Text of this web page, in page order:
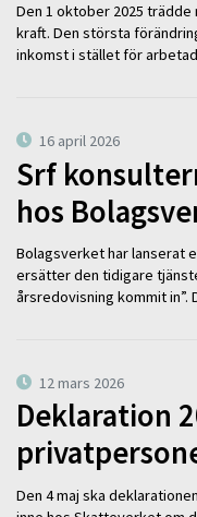
Den 1 oktober 2025
kraft. Den största
inkomst i stället för
16 april 2026
Srf
hos
Bolagsverket har lanserat
ersätter den tidigare
årsredovisning kommit
12 mars 2026
Deklaration
Den 4 maj ska